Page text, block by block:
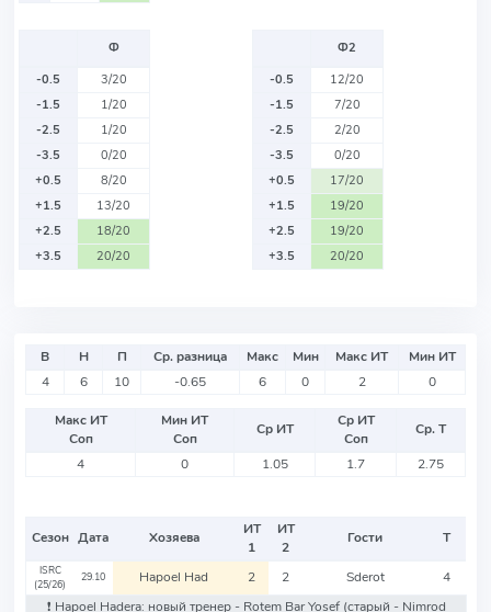
Ф
-0.5
3/20
-1.5
1/20
-2.5
1/20
-3.5
0/20
+0.5
8/20
+1.5
13/20
+2.5
18/20
+3.5
20/20
Ф2
-0.5
12/20
-1.5
7/20
-2.5
2/20
-3.5
0/20
+0.5
17/20
+1.5
19/20
+2.5
19/20
+3.5
20/20
В Н П Ср. разница Макс Мин Макс ИТ
Мин ИТ
4
6 10 -0.65 6 0 2 0
Макс ИТ
Соп
Мин ИТ
Соп
Ср ИТ
Ср ИТ
Соп
Ср. Т
4
0 1.05 1.7 2.75
Сезон Дата Хозяева
ИТ
1
ИТ
2
Гости Т
ISRC
(25/26)
29.10 Hapoel Had 2 2 Sderot
4
❗️ Hapoel Hadera: новый тренер - Rotem Bar Yosef (старый - Nimrod